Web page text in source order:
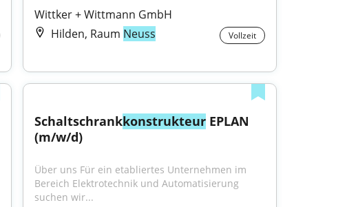
Wittker + Wittmann GmbH
Hilden, Raum Neuss Vollzeit
Schaltschrankkonstrukteur EPLAN
(m/w/d)
Über uns Für ein etabliertes Unternehmen im
Bereich Elektrotechnik und Automatisierung
suchen wir...